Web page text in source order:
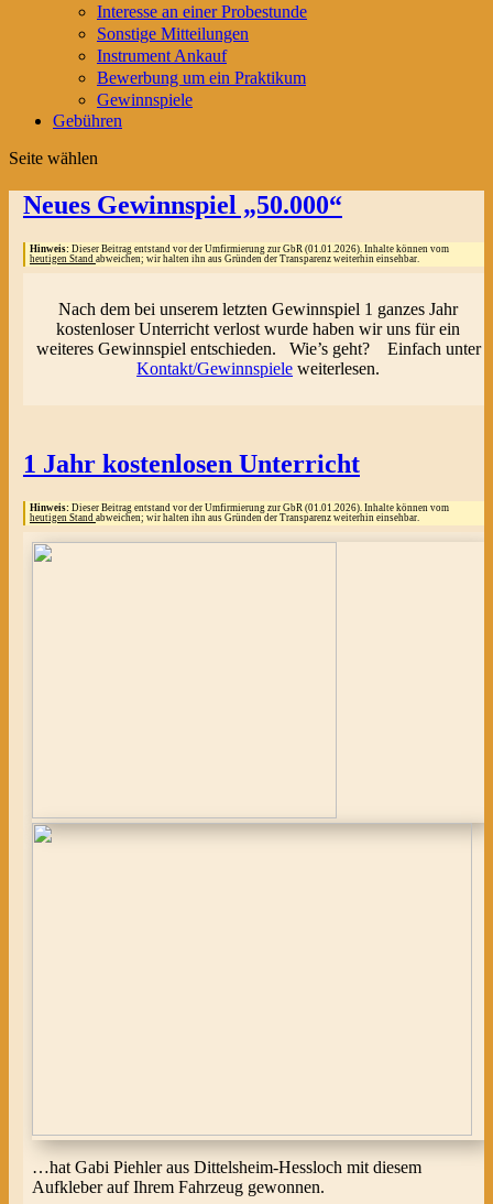
Interesse an einer Probestunde
Sonstige Mitteilungen
Instrument Ankauf
Bewerbung um ein Praktikum
Gewinnspiele
Gebühren
Seite wählen
Neues Gewinnspiel „50.000“
Hinweis: Dieser Beitrag entstand vor der Umfirmierung zur GbR (01.01.2026). Inhalte können vom
heutigen Stand abweichen; wir halten ihn aus Gründen der Transparenz weiterhin einsehbar.
Nach dem bei unserem letzten Gewinnspiel 1 ganzes Jahr
kostenloser Unterricht verlost wurde haben wir uns für ein
weiteres Gewinnspiel entschieden. Wie’s geht? Einfach unter
Kontakt/Gewinnspiele weiterlesen.
1 Jahr kostenlosen Unterricht
Hinweis: Dieser Beitrag entstand vor der Umfirmierung zur GbR (01.01.2026). Inhalte können vom
heutigen Stand abweichen; wir halten ihn aus Gründen der Transparenz weiterhin einsehbar.
…hat Gabi Piehler aus Dittelsheim-Hessloch mit diesem
Aufkleber auf Ihrem Fahrzeug gewonnen.